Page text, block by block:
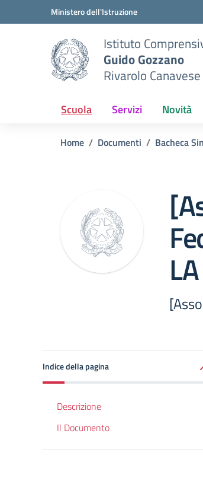
Vai ai contenuti
Vai al menu di navigazione
Ministero dell'Istruzione
Istituto
Guido Gozzano
Rivarolo Canavese
Scuola Servizi Novità
Home Documenti Bacheca
Indice della pagina
Descrizione
Il Documento